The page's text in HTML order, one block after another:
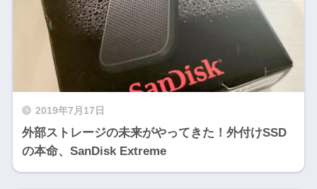
2019年7月17日
外部ストレージの未来がやってきた！外付けSSD
の本命、SanDisk Extreme